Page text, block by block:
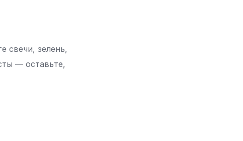
свечи, зелень,
— оставьте,